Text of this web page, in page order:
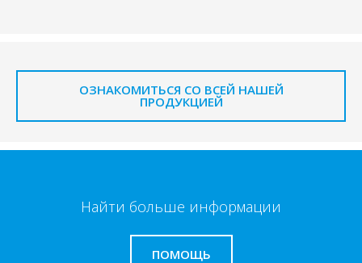
ОЗНАКОМИТЬСЯ СО ВСЕЙ НАШЕЙ
ПРОДУКЦИЕЙ
Найти больше информации
ПОМОЩЬ